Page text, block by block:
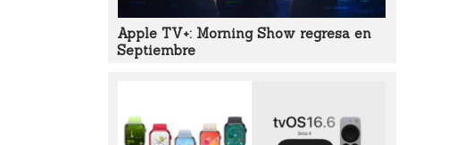
Apple TV+: Morning Show regresa en
Septiembre